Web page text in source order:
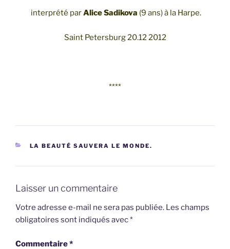
interprété parAlice Sadikova (9 ans) à la Harpe.
Saint Petersburg 20.12 2012
****
CATÉGORIES
LA BEAUTÉ SAUVERA LE MONDE.
Laisser un commentaire
Votre adresse e-mail ne sera pas publiée. Les champs
obligatoires sont indiqués avec*
Commentaire*